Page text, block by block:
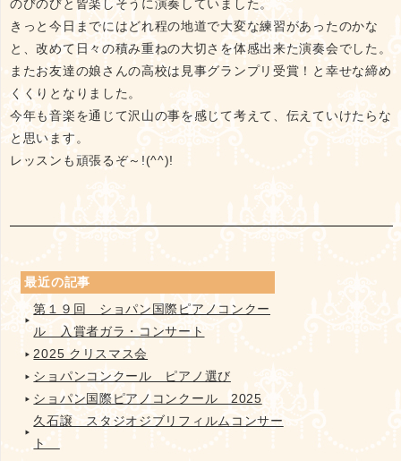
のびのびと皆楽しそうに演奏していました。
きっと今日までにはどれ程の地道で大変な練習があったのかな
と、改めて日々の積み重ねの大切さを体感出来た演奏会でした。
またお友達の娘さんの高校は見事グランプリ受賞！と幸せな締め
くくりとなりました。
今年も音楽を通じて沢山の事を感じて考えて、伝えていけたらな
と思います。
レッスンも頑張るぞ～!(^^)!
最近の記事
第１９回 ショパン国際ピアノコンクー
ル 入賞者ガラ・コンサート
2025 クリスマス会
ショパンコンクール ピアノ選び
ショパン国際ピアノコンクール 2025
久石譲 スタジオジブリフィルムコンサー
ト